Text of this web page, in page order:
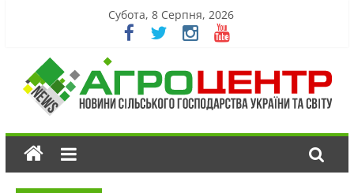
Субота, 8 Серпня, 2026